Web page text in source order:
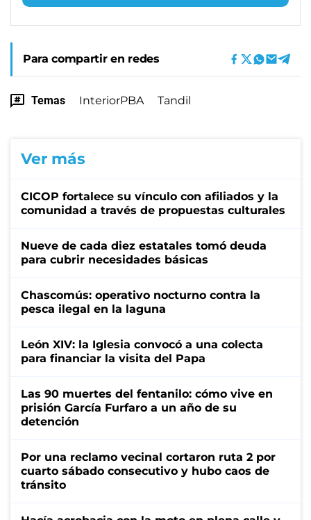
Para compartir en redes
Temas InteriorPBA Tandil
Ver más
CICOP fortalece su vínculo con afiliados y la
comunidad a través de propuestas culturales
Nueve de cada diez estatales tomó deuda
para cubrir necesidades básicas
Chascomús: operativo nocturno contra la
pesca ilegal en la laguna
León XIV: la Iglesia convocó a una colecta
para financiar la visita del Papa
Las 90 muertes del fentanilo: cómo vive en
prisión García Furfaro a un año de su
detención
Por una reclamo vecinal cortaron ruta 2 por
cuarto sábado consecutivo y hubo caos de
tránsito